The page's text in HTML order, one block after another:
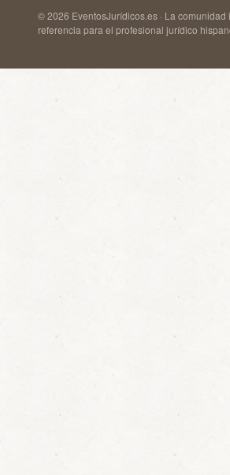
© 2026 EventosJurídicos.es · La
referencia para el profesional jurídico